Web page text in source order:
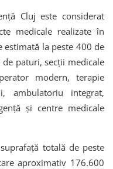
Cluj este considerat
medicale realizate în
estimată la peste 400 de
paturi, secții medicale
modern, terapie
ambulatoriu integrat,
și centre medicale
totală de peste
aproximativ 176.600